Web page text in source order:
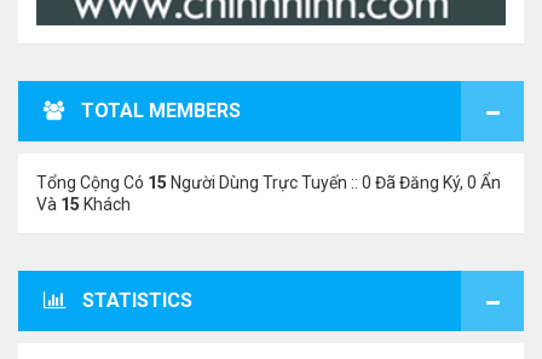
TOTAL MEMBERS
Tổng Cộng Có 15 Người Dùng Trực Tuyến :: 0 Đã Đăng Ký, 0 Ẩn
Và 15 Khách
STATISTICS